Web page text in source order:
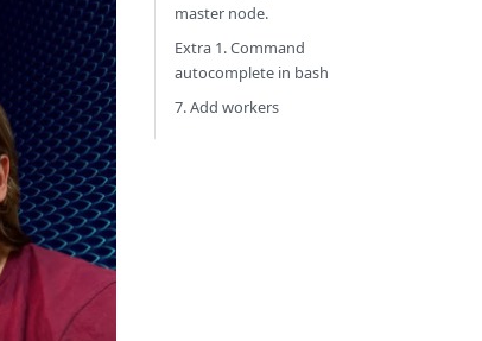
master node.
Extra 1. Command
autocomplete in bash
7. Add workers